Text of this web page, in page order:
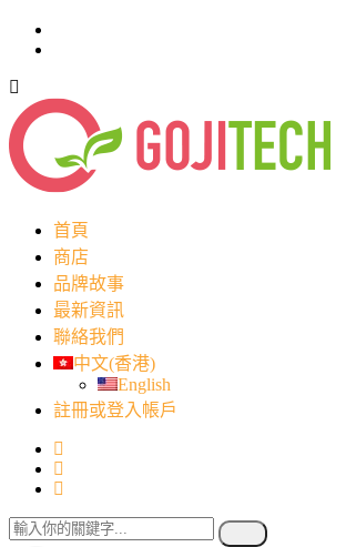
首頁
商店
品牌故事
最新資訊
聯絡我們
中文(香港)
English
註冊或登入帳戶